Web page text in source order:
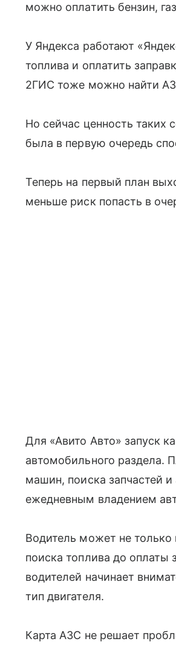
можно оплатить бензин,
У Яндекса работают
топлива и оплатить
2ГИС тоже можно найти
Но сейчас ценность таких
была в первую очередь
Теперь на первый план
меньше риск попасть в
Для «Авито Авто» запуск
автомобильного раздела.
машин, поиска запчастей и
ежедневным владением
Водитель может не
поиска топлива до оплаты
водителей начинает
тип двигателя.
Карта АЗС не решает